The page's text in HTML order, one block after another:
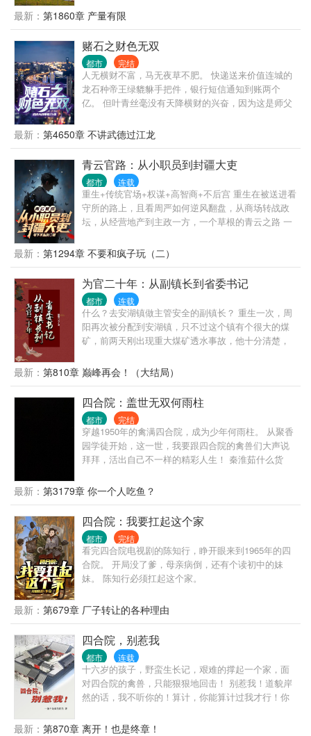
狼，挨饿，没有人情世故，请划走，本书不适合。穿
越回去不是挨饿的，也不是让主角玩单机）
最新： 第1860章 产量有限
赌石之财色无双
都市 完结
人无横财不富，马无夜草不肥。 快递送来价值连城的
龙石种帝王绿貔貅手把件，银行短信通知到账两个
亿。 但叶青丝毫没有天降横财的兴奋，因为这是师父
为赌石而产生的恩仇，需要靠赌石来了结。 但赌石从
来都是一刀天堂，一刀地狱。 石头不骗人，骗人的都
是人。 在赌石的圈子中人心如鬼域。 但是，每一块石
头都藏着人与人的勾心斗角，血泪恩仇。
最新： 第4650章 不讲武德过江龙
青云官路：从小职员到封疆大吏
都市 连载
重生+传统官场+权谋+高智商+不后宫 重生在被送进看
守所的路上，且看周严如何逆风翻盘，从商场转战政
坛，从经营地产到主政一方，一个草根的青云之路 一
人物，有着普通人该有的七情六欲，也有着做一番事
业的野望。商海也好，政治也好，做一个能够守住良
知底线的人，就是最大的成功。
最新： 第1294章 不要和疯子玩（二）
为官二十年：从副镇长到省委书记
都市 连载
什么？去安湖镇做主管安全的副镇长？ 重生一次，周
阳再次被分配到安湖镇，只不过这个镇有个很大的煤
矿，前两天刚出现重大煤矿透水事故，他十分清楚，
最新： 第810章 巅峰再会！（大结局）
四合院：盖世无双何雨柱
都市 完结
穿越1950年的禽满四合院，成为少年何雨柱。 从聚香
园学徒开始，这一世，我要跟四合院的禽兽们大声说
拜拜，活出自己不一样的精彩人生！ 秦淮茹什么货
张氏、聋老太太？都什么货色……
最新： 第3179章 你一个人吃鱼？
四合院：我要扛起这个家
都市 完结
看完四合院电视剧的陈知行，睁开眼来到1965年的四
合院。 开局没了爹，母亲病倒，还有个读初中的妹
妹。 陈知行必须扛起这个家。
最新： 第679章 厂子转让的各种理由
四合院，别惹我
都市 连载
十六岁的孩子，野蛮生长记，艰难的撑起一个家，面
对四合院的禽兽，只能狠狠地回击！ 别惹我！道貌岸
然的话，我不听你的！算计，你能算计过我才行！你
的，别丢人了！
最新： 第870章 离开！也是终章！